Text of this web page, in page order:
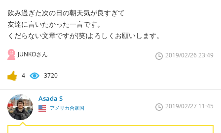
飲み過ぎた次の日の朝天気が良すぎて
友達に言いたかった一言です。
くだらない文章ですが(笑)よろしくお願いします。
JUNKOさん 2019/02/26 23:49
4 3720
Asada S
アメリカ合衆国 2019/02/27 11:45